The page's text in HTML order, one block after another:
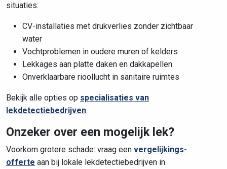
situaties:
CV-installaties met drukverlies zonder zichtbaar
water
Vochtproblemen in oudere muren of kelders
Lekkages aan platte daken en dakkapellen
Onverklaarbare rioollucht in sanitaire ruimtes
Bekijk alle opties op specialisaties van
lekdetectiebedrijven.
Onzeker over een mogelijk lek?
Voorkom grotere schade: vraag een vergelijkings-
offerte aan bij lokale lekdetectiebedrijven in